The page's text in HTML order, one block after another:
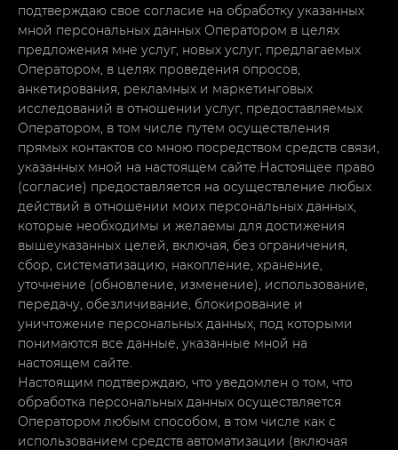
подтверждаю свое согласие на обработку указанных
мной персональных данных Оператором в целях
предложения мне услуг, новых услуг, предлагаемых
Оператором, в целях проведения опросов,
анкетирования, рекламных и маркетинговых
исследований в отношении услуг, предоставляемых
Оператором, в том числе путем осуществления
прямых контактов со мною посредством средств связи,
указанных мной на настоящем сайте.Настоящее право
(согласие) предоставляется на осуществление любых
действий в отношении моих персональных данных,
которые необходимы и желаемы для достижения
вышеуказанных целей, включая, без ограничения,
сбор, систематизацию, накопление, хранение,
уточнение (обновление, изменение), использование,
передачу, обезличивание, блокирование и
уничтожение персональных данных, под которыми
понимаются все данные, указанные мной на
настоящем сайте.
Настоящим подтверждаю, что уведомлен о том, что
обработка персональных данных осуществляется
Оператором любым способом, в том числе как с
использованием средств автоматизации (включая